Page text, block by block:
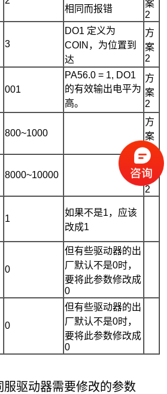
相同而报错
案
2
3
DO1 定义为
COIN，为位置到
达
方
案
2
001
PA56.0 = 1, DO1
的有效输出电平为
高。
方
案
2
800~1000
方
案
2
8000~10000
方
案
2
1
如果不是1，应该
改成1
0
但有些驱动器的出
厂默认不是0时，
要将此参数修改成
0
0
但有些驱动器的出
厂默认不是0时，
要将此参数修改成
0
服驱动器需要修改的参数